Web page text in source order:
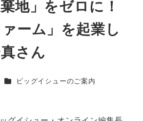
地」をゼロに！
ァーム」を起業し
さん
カテゴリー
ビッグイシューのご案内